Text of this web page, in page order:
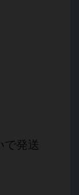
で発送